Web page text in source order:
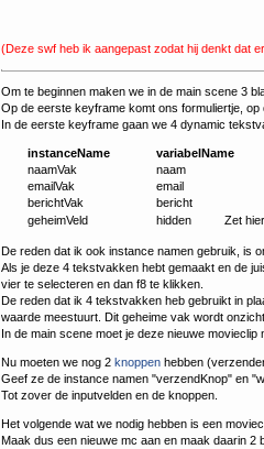
(Deze swf heb ik aangepast zodat hij denkt dat
Om te beginnen maken we in de main scene 3
Op de eerste keyframe komt ons formuliertje,
In de eerste keyframe gaan we 4 dynamic
instanceName
variabelName
naamVak
naam
emailVak
email
berichtVak
bericht
geheimVeld
hidden Zet
De reden dat ik ook instance namen gebruik, is
Als je deze 4 tekstvakken hebt gemaakt en de
vier te selecteren en dan f8 te klikken.
De reden dat ik 4 tekstvakken heb gebruikt in
waarde meestuurt. Dit geheime vak wordt
In de main scene moet je deze nieuwe
Nu moeten we nog 2 knoppen hebben
Geef ze de instance namen "verzendKnop" en
Tot zover de inputvelden en de knoppen.
Het volgende wat we nodig hebben is een
Maak dus een nieuwe mc aan en maak daarin 2